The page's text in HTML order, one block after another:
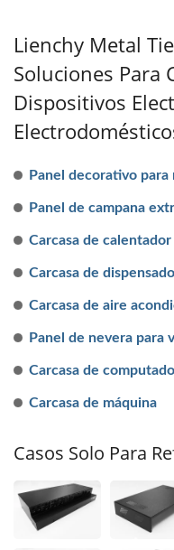
Lienchy Metal
Soluciones Para
Dispositivos
Panel decorativo para
Panel de campana
Carcasa de calentador
Carcasa de
Carcasa de aire
Panel de nevera para
Carcasa de
Carcasa de máquina
Casos Solo Para